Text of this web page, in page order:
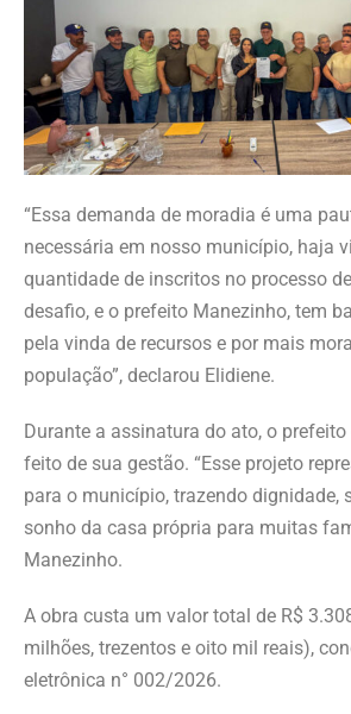
“Essa demanda de moradia é uma
necessária em nosso município, haja
quantidade de inscritos no processo
desafio, e o prefeito Manezinho, tem
pela vinda de recursos e por mais
população”, declarou Elidiene.
Durante a assinatura do ato, o
feito de sua gestão. “Esse projeto
para o município, trazendo dignidade,
sonho da casa própria para muitas
Manezinho.
A obra custa um valor total de R$
milhões, trezentos e oito mil reais),
eletrônica n° 002/2026.